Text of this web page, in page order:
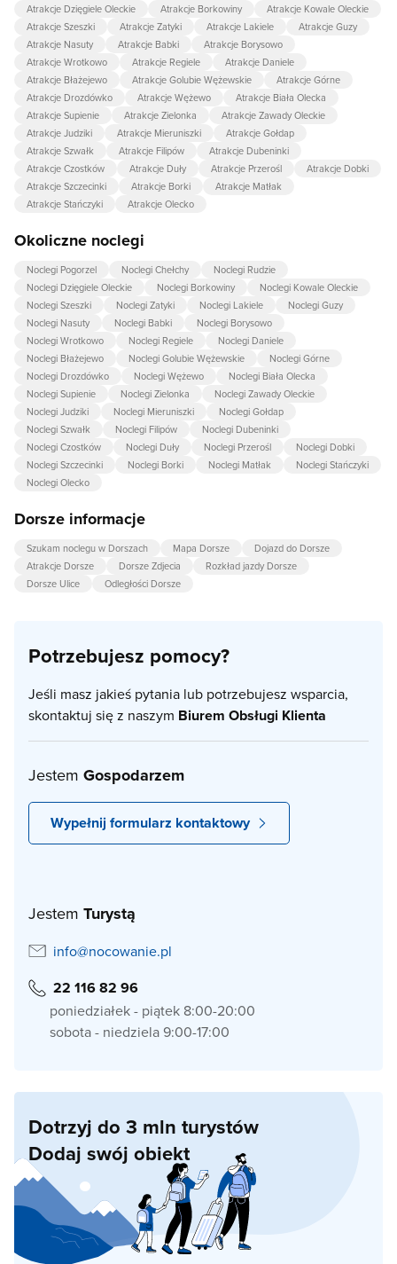
Atrakcje Dzięgiele Oleckie
Atrakcje Borkowiny
Atrakcje Kowale Oleckie
Atrakcje Szeszki
Atrakcje Zatyki Atrakcje Lakiele
Atrakcje Guzy
Atrakcje Nasuty
Atrakcje Babki
Atrakcje Borysowo
Atrakcje Wrotkowo
Atrakcje Regiele
Atrakcje Daniele
Atrakcje Błażejewo
Atrakcje Golubie Wężewskie
Atrakcje Górne
Atrakcje Drozdówko
Atrakcje Wężewo
Atrakcje Biała Olecka
Atrakcje Supienie
Atrakcje Zielonka
Atrakcje Zawady Oleckie
Atrakcje Judziki
Atrakcje Mieruniszki
Atrakcje Gołdap
Atrakcje Szwałk
Atrakcje Filipów
Atrakcje Dubeninki
Atrakcje Czostków
Atrakcje Duły Atrakcje Przerośl
Atrakcje Dobki
Atrakcje Szczecinki
Atrakcje Borki
Atrakcje Matłak
Atrakcje Stańczyki
Atrakcje Olecko
Okoliczne noclegi
Noclegi Pogorzel Noclegi Chełchy
Noclegi Rudzie
Noclegi Dzięgiele Oleckie
Noclegi Borkowiny
Noclegi Kowale Oleckie
Noclegi Szeszki
Noclegi Zatyki Noclegi Lakiele
Noclegi Guzy
Noclegi Nasuty
Noclegi Babki
Noclegi Borysowo
Noclegi Wrotkowo
Noclegi Regiele
Noclegi Daniele
Noclegi Błażejewo
Noclegi Golubie Wężewskie
Noclegi Górne
Noclegi Drozdówko
Noclegi Wężewo
Noclegi Biała Olecka
Noclegi Supienie
Noclegi Zielonka
Noclegi Zawady Oleckie
Noclegi Judziki
Noclegi Mieruniszki
Noclegi Gołdap
Noclegi Szwałk
Noclegi Filipów
Noclegi Dubeninki
Noclegi Czostków
Noclegi Duły Noclegi Przerośl
Noclegi Dobki
Noclegi Szczecinki
Noclegi Borki Noclegi Matłak
Noclegi Stańczyki
Noclegi Olecko
Dorsze informacje
Szukam noclegu w Dorszach Mapa Dorsze
Dojazd do Dorsze
Atrakcje Dorsze
Dorsze Zdjecia
Rozkład jazdy Dorsze
Dorsze Ulice
Odległości Dorsze
Potrzebujesz pomocy?
Jeśli masz jakieś pytania lub potrzebujesz wsparcia,
skontaktuj się z naszym Biurem Obsługi Klienta
Jestem Gospodarzem
Wypełnij formularz kontaktowy
Jestem Turystą
info@nocowanie.pl
22 116 82 96
poniedziałek - piątek 8:00-20:00
sobota - niedziela 9:00-17:00
Dotrzyj do 3 mln turystów
Dodaj swój obiekt